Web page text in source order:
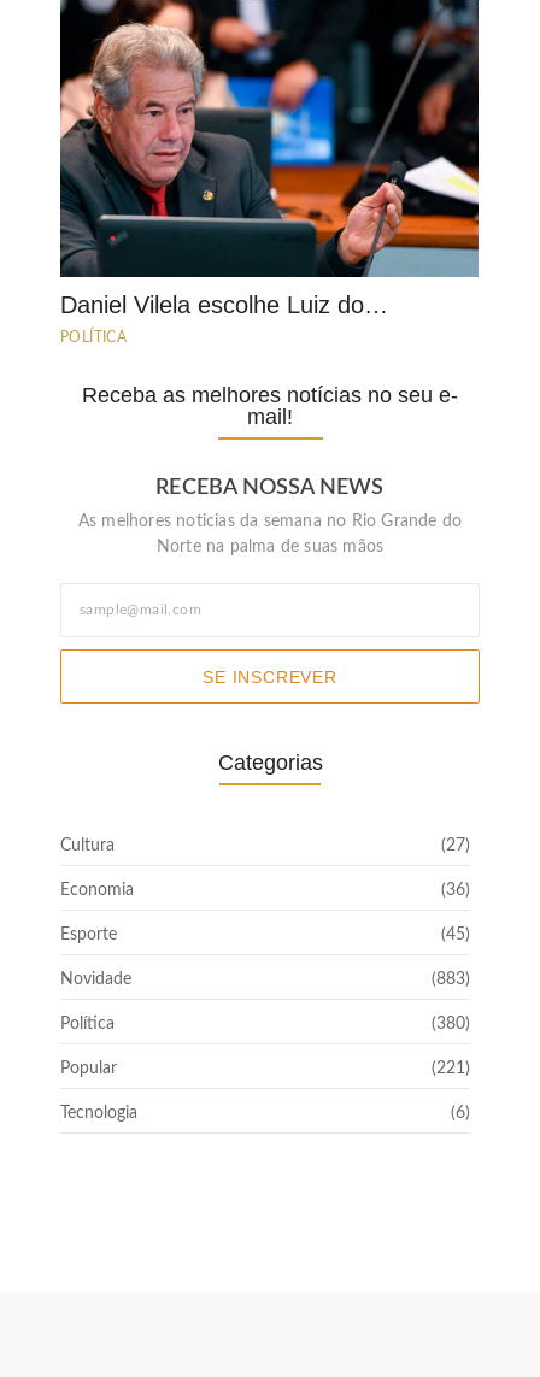
Daniel Vilela escolhe Luiz do…
POLÍTICA
Receba as melhores notícias no seu e-
mail!
RECEBA NOSSA NEWS
As melhores noticias da semana no Rio Grande do
Norte na palma de suas mãos
SE INSCREVER
Categorias
Cultura (27)
Economia (36)
Esporte (45)
Novidade (883)
Política (380)
Popular (221)
Tecnologia (6)